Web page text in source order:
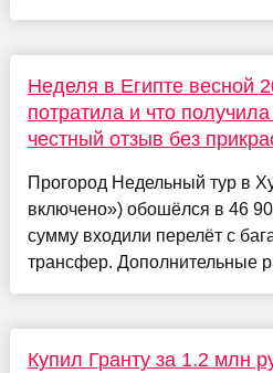
Неделя в Египте весной
потратила и что
честный отзыв без
Прогород Недельный тур в
включено») обошёлся в 46
сумму входили перелёт с
трансфер. Дополнительные
Купил Гранту за 1.2 млн